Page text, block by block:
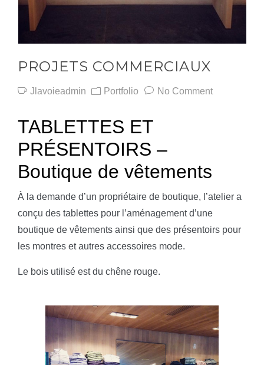
PROJETS COMMERCIAUX
Jlavoieadmin Portfolio No Comment
TABLETTES ET
PRÉSENTOIRS –
Boutique de vêtements
À la demande d’un propriétaire de boutique, l’atelier a
conçu des tablettes pour l’aménagement d’une
boutique de vêtements ainsi que des présentoirs pour
les montres et autres accessoires mode.
Le bois utilisé est du chêne rouge.